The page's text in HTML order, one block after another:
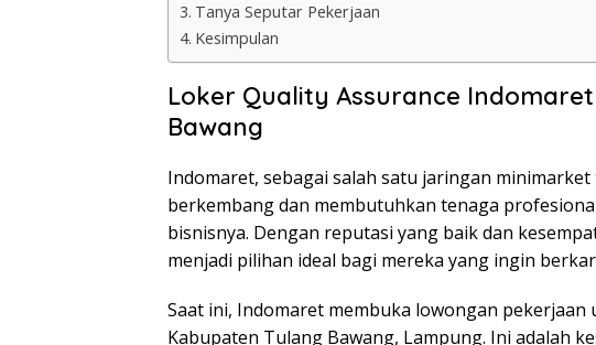
Tanya Seputar Pekerjaan
Kesimpulan
Loker Quality Assurance
Bawang
Indomaret, sebagai salah satu jaringan
berkembang dan membutuhkan tenaga
bisnisnya. Dengan reputasi yang baik dan
menjadi pilihan ideal bagi mereka yang ingin
Saat ini, Indomaret membuka lowongan pekerjaan
Kabupaten Tulang Bawang, Lampung. Ini adalah